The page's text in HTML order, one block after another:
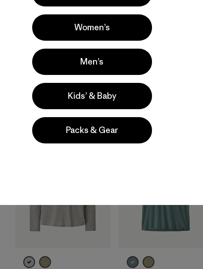
M's Long-Sleeved
Shirt - Water People
Banner
M's Long-Sleeved
Shirt - Fitz Roy Trout
Compara
Women’s
Men’s
Kids’ & Baby
Packs & Gear